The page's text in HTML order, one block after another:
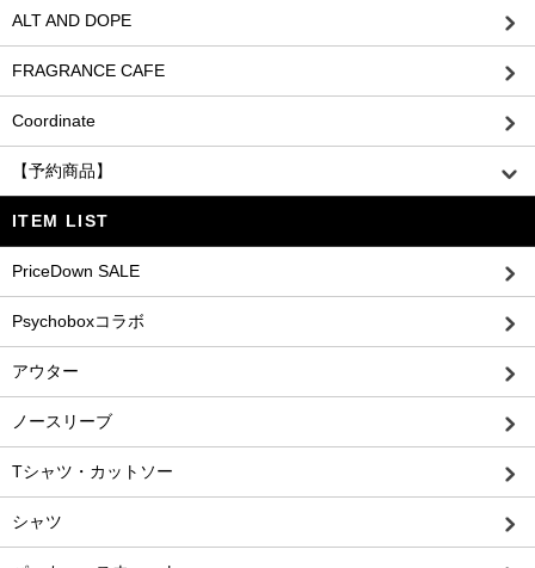
ALT AND DOPE
FRAGRANCE CAFE
Coordinate
【予約商品】
ITEM LIST
PriceDown SALE
Psychoboxコラボ
アウター
ノースリーブ
Tシャツ・カットソー
シャツ